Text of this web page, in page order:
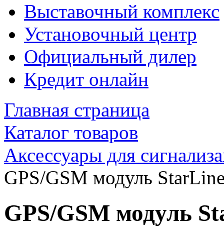
Выставочный комплекс
Установочный центр
Официальный дилер
Кредит онлайн
Главная страница
Каталог товаров
Аксессуары для
GPS/GSM модуль
GPS/GSM модуль